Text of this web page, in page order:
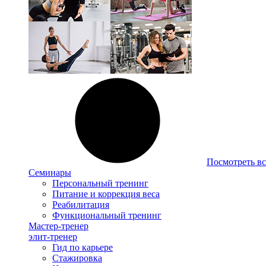
Посмотреть
Семинары
Персональный тренинг
Питание и коррекция веса
Реабилитация
Функциональный тренинг
Мастер-тренер
элит-тренер
Гид по карьере
Стажировка